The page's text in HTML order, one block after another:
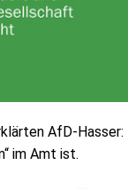
AfD-
im Amt ist.